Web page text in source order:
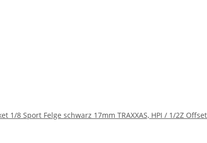
1/8 Sport Felge schwarz 17mm TRAXXAS, HPI / 1/2Z